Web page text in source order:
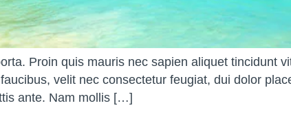
Proin quis mauris nec sapien aliquet tincidunt
velit nec consectetur feugiat, dui dolor
ante. Nam mollis […]